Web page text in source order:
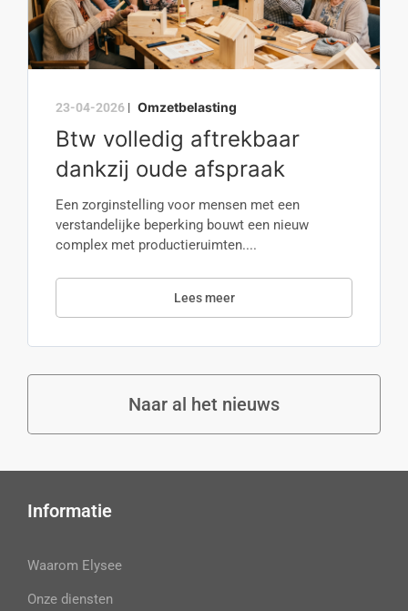
23-04-2026 | Omzetbelasting
Btw volledig aftrekbaar
dankzij oude afspraak
Een zorginstelling voor mensen met een
verstandelijke beperking bouwt een nieuw
complex met productieruimten....
Lees meer
Naar al het nieuws
Informatie
Waarom Elysee
Onze diensten